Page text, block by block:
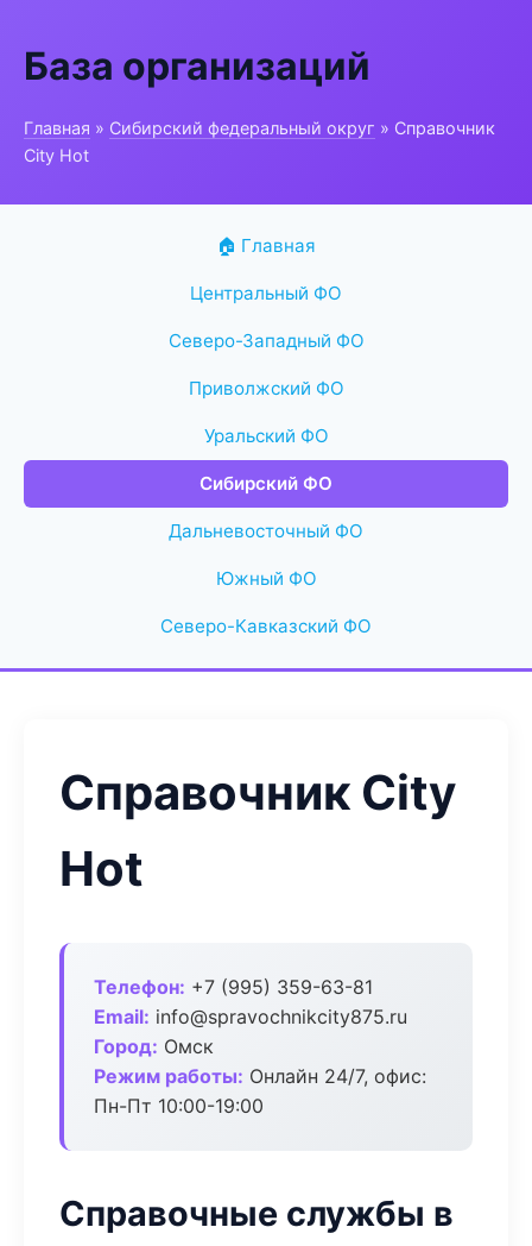
База организаций
Главная » Сибирский федеральный округ » Справочник
City Hot
🏠 Главная
Центральный ФО
Северо-Западный ФО
Приволжский ФО
Уральский ФО
Сибирский ФО
Дальневосточный ФО
Южный ФО
Северо-Кавказский ФО
Справочник City
Hot
Телефон: +7 (995) 359-63-81
Email: info@spravochnikcity875.ru
Город: Омск
Режим работы: Онлайн 24/7, офис:
Пн-Пт 10:00-19:00
Справочные службы в